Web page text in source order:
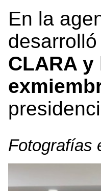
En la
desarrolló
CLARA
Fotografías